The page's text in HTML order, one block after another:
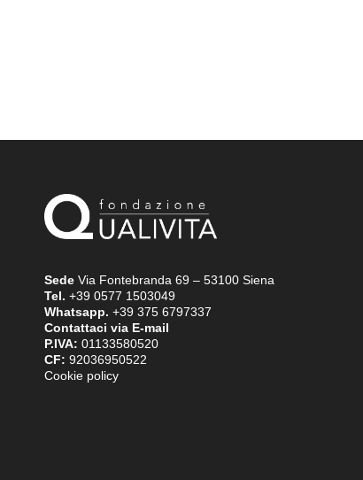
Sede Via Fontebranda 69 – 53100 Siena
Tel. +39 0577 1503049
Whatsapp. +39 375 6797337
Contattaci via E-mail
P.IVA: 01133580520
CF: 92036950522
Cookie policy